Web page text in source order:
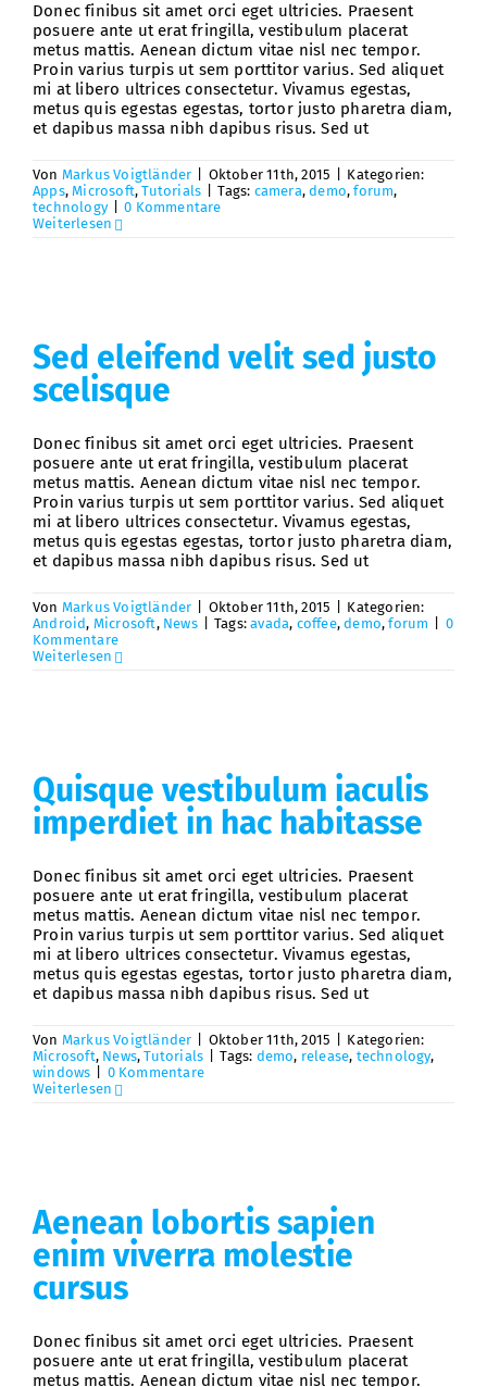
Donec finibus sit amet orci eget ultricies. Praesent
posuere ante ut erat fringilla, vestibulum placerat
metus mattis. Aenean dictum vitae nisl nec tempor.
Proin varius turpis ut sem porttitor varius. Sed aliquet
mi at libero ultrices consectetur. Vivamus egestas,
metus quis egestas egestas, tortor justo pharetra diam,
et dapibus massa nibh dapibus risus. Sed ut
Von Markus Voigtländer Oktober 11th, 2015
Kategorien:
Apps,Microsoft,Tutorials Tags: camera,demo,forum,
technology
0 Kommentare
Weiterlesen
Sed eleifend velit sed justo
scelisque
Donec finibus sit amet orci eget ultricies. Praesent
posuere ante ut erat fringilla, vestibulum placerat
metus mattis. Aenean dictum vitae nisl nec tempor.
Proin varius turpis ut sem porttitor varius. Sed aliquet
mi at libero ultrices consectetur. Vivamus egestas,
metus quis egestas egestas, tortor justo pharetra diam,
et dapibus massa nibh dapibus risus. Sed ut
Von Markus Voigtländer Oktober 11th, 2015
Kategorien:
Android, Microsoft, News Tags:avada, coffee,demo,forum
0
Kommentare
Weiterlesen
Quisque vestibulum iaculis
imperdiet in hac habitasse
Donec finibus sit amet orci eget ultricies. Praesent
posuere ante ut erat fringilla, vestibulum placerat
metus mattis. Aenean dictum vitae nisl nec tempor.
Proin varius turpis ut sem porttitor varius. Sed aliquet
mi at libero ultrices consectetur. Vivamus egestas,
metus quis egestas egestas, tortor justo pharetra diam,
et dapibus massa nibh dapibus risus. Sed ut
Von Markus Voigtländer Oktober 11th, 2015
Kategorien:
Microsoft, News,Tutorials Tags: demo, release, technology,
windows
0 Kommentare
Weiterlesen
Aenean lobortis sapien
enim viverra molestie
cursus
Donec finibus sit amet orci eget ultricies. Praesent
posuere ante ut erat fringilla, vestibulum placerat
metus mattis. Aenean dictum vitae nisl nec tempor.